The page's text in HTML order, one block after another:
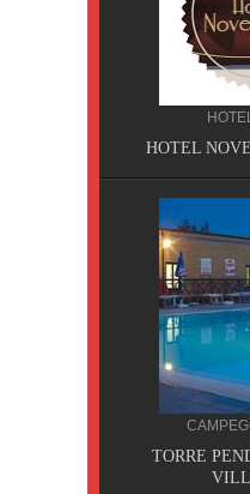
HOTEL
TORRE